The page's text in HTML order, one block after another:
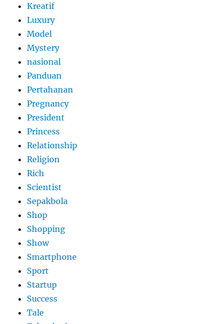
Kreatif
Luxury
Model
Mystery
nasional
Panduan
Pertahanan
Pregnancy
President
Princess
Relationship
Religion
Rich
Scientist
Sepakbola
Shop
Shopping
Show
Smartphone
Sport
Startup
Success
Tale